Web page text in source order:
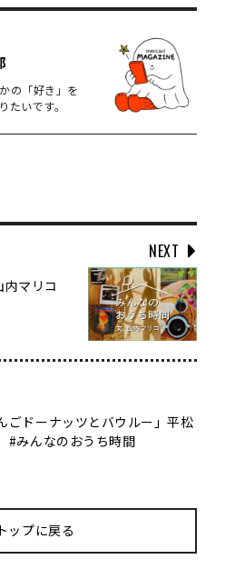
の「好き」を
たいです。
NEXT
内マリコ
ごドーナッツとバウルー」平松
みんなのおうち時間
ップに戻る